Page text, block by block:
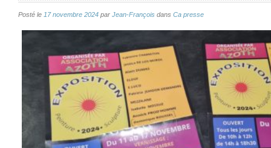
Posté le 17 novembre 2024 par Jean-François dans Ca presse